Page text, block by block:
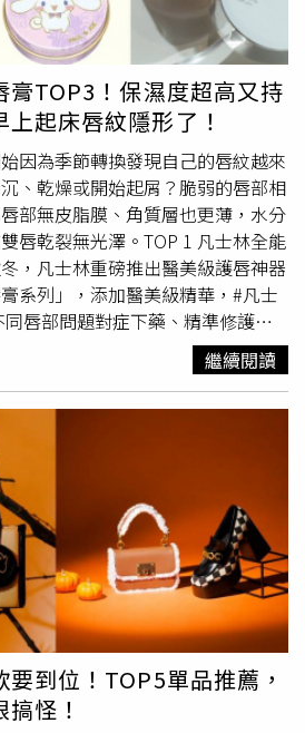
麼的啊」，也看得出夫妻關係應該
勿開車！飲酒過量，有害健康，未
鈞的支持下，小S在新戲中與吳慷
刊攝影組）
最強的暖底妝感！全新RMK耀動頰
透明度帶有柔和發色的頰彩(左)，
色澤的打亮色(右)。兩者相互疊擦
獨使用頰彩或打亮色皆能增添表情
適用的百搭色！RMK耀動頰彩盤全
／品牌提供）3.RMK HOLIDAY
眼線液具透明感的基底色中添加大
線液。無論是勾勒出閃耀的線條還
與搭配眼彩盤使用能感受層次感的
。限定的淡紫色和藍綠色調2色，
雙眸上。RMK HOLIDAY
線液限定新2色 各1.5ml/1,050元
流金煥采眼盤THREE 2023耶誕
同樣是高級質感的光燦感， 融合各
上如星辰般耀眼添的金色亮片 & 珠
妝感。色調有玫瑰、 粉色、 褐棕
能夠單色使用,，也能疊擦任何顏
建議隨著顏色的多層疊擦，會讓透
光燦的多變與個性。THREE 流金
/2,500元。（圖／品牌提供）
霜有如乳液感的液態眼影霜，讓人
需要輕輕一抹延展眼周，就能打造
款完全無需技巧的液態眼影霜，一
光澤。THREE 魅光零界線眼影霜
（圖／品牌提供）
膏TOP3！保濕度超高又持
起床唇紋隱形了！
因為季節轉換發現自己的唇紋越來
、乾燥或開始起屑？脆弱的唇部相
部無皮脂膜、角質層也更薄，水分
唇乾裂無光澤。TOP 1 凡士林全能
，凡士林重磅推出醫美級護唇神器
系列」，添加醫美級精華，#凡士
唇部問題對症下藥、精準修護，
由混搭，客製專屬於你的唇部護
紅書推爆的護唇打底天花版 「凡
四款，每款都超保濕好用，外包裝
身手感佳，加上價格親民，入手完
法棒(舒緩修護)：敏弱唇適用，
癢、敏感、緊繃、泛紅，一擦馬上
(淡紋彈潤)：潤而不油，減少唇紋
唇Q彈，嘴唇不再皺巴巴！#5號 #
死皮救星，添加5%磨砂微粒，細
加海藻醣與玻尿酸，去角質的同時
GET水嫩雙唇！#3號#煥亮魔法棒
潤色提亮雙唇，打造自然好氣色
。（圖／品牌提供）TOP 2 DEW
DEW的保養新增「唇周」新品玻
繼續閱讀
到位！TOP5單品推薦，
怪！